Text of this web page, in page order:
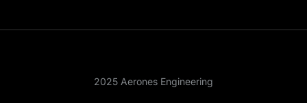
2025 Aerones Engineering